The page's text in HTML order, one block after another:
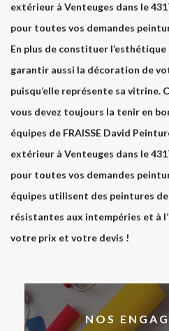
extérieur à Venteuges dans le
pour toutes vos demandes
En plus de constituer
garantir aussi la décoration de
puisqu’elle représente sa vitrine.
vous devez toujours la tenir en
équipes de FRAISSE David
extérieur à Venteuges dans le
pour toutes vos demandes
équipes utilisent des peintures
résistantes aux intempéries et à
votre prix et votre devis !
NOS